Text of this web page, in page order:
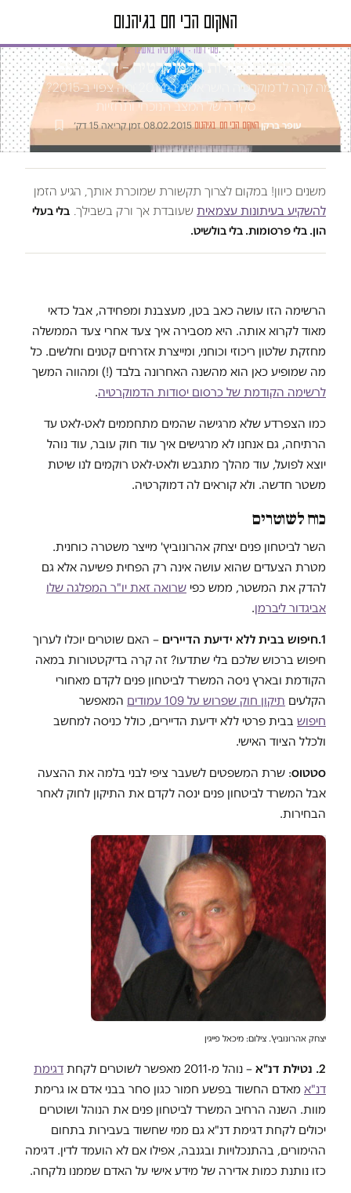
טור דעה · דמוקרטיה במשבר
כרסום יסודות הדמוקרטיה – דו"ח מצב
מה קרה לדמוקרטיה הישראלית ב-2014 ומה צפוי ב-2015? קבלו
סקירה של המצב הנוכחי ותחזיות
עופר ברקן·המקום הכי חם בגיהנום·
08.02.2015
·זמן קריאה 15 דק׳
משנים כיוון! במקום לצרוך תקשורת שמוכרת אותך, הגיע הזמן
להשקיע בעיתונות עצמאית שעובדת אך ורק בשבילך. בלי בעלי
הון. בלי פרסומות. בלי בולשיט.
הרשימה הזו עושה כאב בטן, מעצבנת ומפחידה, אבל כדאי
מאוד לקרוא אותה. היא מסבירה איך צעד אחרי צעד הממשלה
מחזקת שלטון ריכוזי וכוחני, ומייצרת אזרחים קטנים וחלשים. כל
מה שמופיע כאן הוא מהשנה האחרונה בלבד (!) ומהווה המשך
לרשימה הקודמת של כרסום יסודות הדמוקרטיה.
כמו הצפרדע שלא מרגישה שהמים מתחממים לאט-לאט עד
הרתיחה, גם אנחנו לא מרגישים איך עוד חוק עובר, עוד נוהל
יוצא לפועל, עוד מהלך מתגבש ולאט-לאט רוקמים לנו שיטת
משטר חדשה. ולא קוראים לה דמוקרטיה.
כוח לשוטרים
השר לביטחון פנים יצחק אהרונוביץ' מייצר משטרה כוחנית.
מטרת הצעדים שהוא עושה אינה רק הפחית פשיעה אלא גם
להדק את המשטר, ממש כפי שרואה זאת יו"ר המפלגה שלו
אביגדור ליברמן.
1. חיפוש בבית ללא ידיעת הדיירים – האם שוטרים יוכלו לערוך
חיפוש ברכוש שלכם בלי שתדעו? זה קרה בדיקטטורות במאה
הקודמת ובארץ ניסה המשרד לביטחון פנים לקדם מאחורי
הקלעים תיקון חוק שפרוש על 109 עמודים
המאפשר
חיפוש בבית פרטי ללא ידיעת הדיירים, כולל כניסה למחשב
ולכלל הציוד האישי.
סטטוס: שרת המשפטים לשעבר ציפי לבני בלמה את ההצעה
אבל המשרד לביטחון פנים ינסה לקדם את התיקון לחוק לאחר
הבחירות.
יצחק אהרונוביץ'. צילום: מיכאל פייגין
2. נטילת דנ"א – נוהל מ-2011 מאפשר לשוטרים לקחת
דגימת
דנ"א מאדם החשוד בפשע חמור כגון סחר בבני אדם או גרימת
מוות. השנה הרחיב המשרד לביטחון פנים את הנוהל ושוטרים
יכולים לקחת דגימת דנ"א גם ממי שחשוד בעבירות בתחום
ההימורים, בהתנכלויות ובגנבה, אפילו אם לא הועמד לדין. דגימה
כזו נותנת כמות אדירה של מידע אישי על האדם שממנו נלקחה.